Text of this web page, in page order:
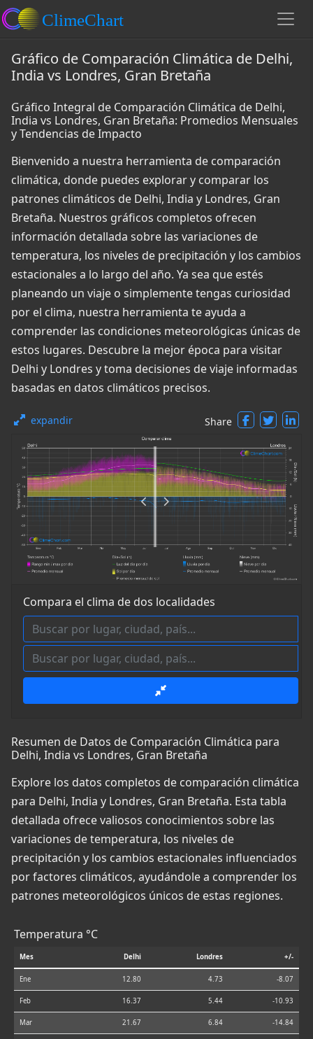
Gráfico de Comparación Climática de Delhi,
India vs Londres, Gran Bretaña
Gráfico Integral de Comparación Climática de Delhi,
India vs Londres, Gran Bretaña: Promedios Mensuales
y Tendencias de Impacto
Bienvenido a nuestra herramienta de comparación
climática, donde puedes explorar y comparar los
patrones climáticos de Delhi, India y Londres, Gran
Bretaña. Nuestros gráficos completos ofrecen
información detallada sobre las variaciones de
temperatura, los niveles de precipitación y los cambios
estacionales a lo largo del año. Ya sea que estés
planeando un viaje o simplemente tengas curiosidad
por el clima, nuestra herramienta te ayuda a
comprender las condiciones meteorológicas únicas de
estos lugares. Descubre la mejor época para visitar
Delhi y Londres y toma decisiones de viaje informadas
basadas en datos climáticos precisos.
expandir Share
Compara el clima de dos localidades
Resumen de Datos de Comparación Climática para
Delhi, India vs Londres, Gran Bretaña
Explore los datos completos de comparación climática
para Delhi, India y Londres, Gran Bretaña. Esta tabla
detallada ofrece valiosos conocimientos sobre las
variaciones de temperatura, los niveles de
precipitación y los cambios estacionales influenciados
por factores climáticos, ayudándole a comprender los
patrones meteorológicos únicos de estas regiones.
Temperatura °C
Mes Delhi Londres +/-
Ene 12.80 4.73 -8.07
Feb 16.37 5.44 -10.93
Mar 21.67 6.84 -14.84